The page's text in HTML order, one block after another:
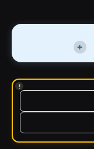
+
!